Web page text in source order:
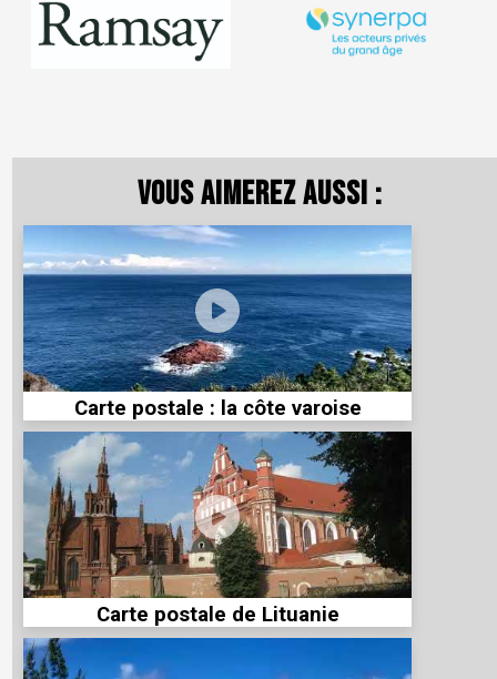
Vous aimerez aussi :
Carte postale : la côte varoise
Carte postale de Lituanie